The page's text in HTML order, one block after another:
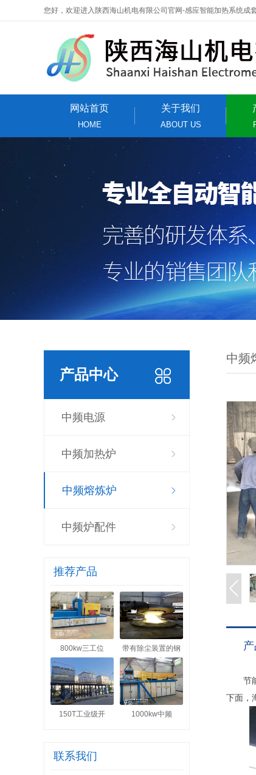
您好，欢迎进入陕西海山机电有限公司官网-感应智能加热系统成
网站首页
HOME
关于我们
ABOUT US
产品中心
中频电源
中频加热炉
中频熔炼炉
中频炉配件
推荐产品
800kw三工位 带有除尘装置的钢
150T工业级开 1000kw中频
联系我们
中频
节能
下面，